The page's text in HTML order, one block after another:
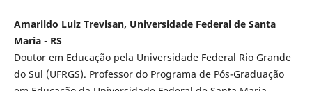
Amarildo Luiz Trevisan, Universidade Federal de Santa
Maria - RS
Doutor em Educação pela Universidade Federal Rio Grande
do Sul (UFRGS). Professor do Programa de Pós-Graduação